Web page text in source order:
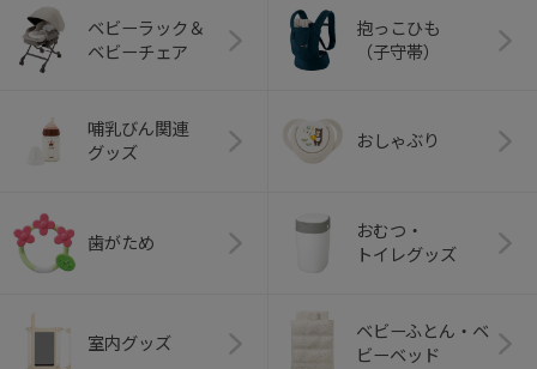
ベビーラック＆
ベビーチェア
抱っこひも
（子守帯）
哺乳びん関連
グッズ
おしゃぶり
歯がため
おむつ・
トイレグッズ
室内グッズ
ベビーふとん・ベ
ビーベッド